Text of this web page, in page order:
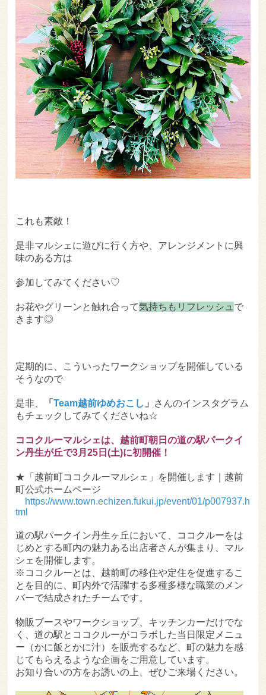
これも素敵！
是非マルシェに遊びに行く方や、アレンジメントに興
味のある方は
参加してみてください♡
お花やグリーンと触れ合って気持ちもリフレッシュ で
きます◎
定期的に、こういったワークショップを開催している
そうなので
是非、 「Team越前ゆめおこし 」
さんのインスタグラム
もチェックしてみてくださいね☆
ココクルーマルシェは、越前町朝日の道の駅パークイ
ン丹生が丘で3月25日(土)に初開催！
★「越前町ココクルーマルシェ」を開催します｜越前
町公式ホームページ
https://www.town.echizen.fukui.jp/event/01/p007937.h
tml
道の駅パークイン丹生ヶ丘において、ココクルーをは
じめとする町内の魅力ある出店者さんが集まり、マル
シェを開催します。
※ココクルーとは、越前町の移住や定住を促進するこ
とを目的に、町内外で活躍する多種多様な職業のメン
バーで結成されたチームです。
物販ブースやワークショップ、キッチンカーだけでな
く、道の駅とココクルーがコラボした当日限定メニュ
ー（かに飯とかに汁）を販売するなど、町の魅力を感
じてもらえるような企画をご用意しています。
お知り合いの方をお誘いの上、ぜひご来場ください。